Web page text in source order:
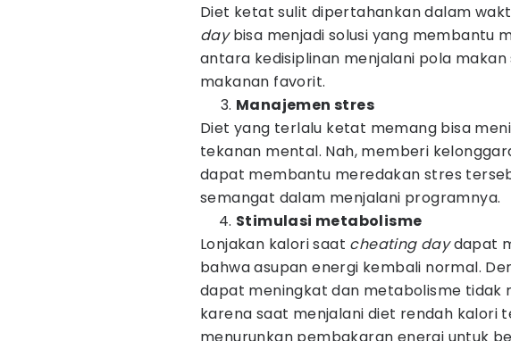
Diet ketat sulit dipertahankan dalam
daybisa menjadi solusi yang membantu
antara kedisiplinan menjalani pola
makanan favorit.
Manajemen stres
Diet yang terlalu ketat memang bisa
tekanan mental. Nah, memberi
dapat membantu meredakan stres
semangat dalam menjalani programnya.
Stimulasi metabolisme
Lonjakan kalori saat cheating daydapat
bahwa asupan energi kembali normal.
dapat meningkat dan metabolisme tidak
karena saat menjalani diet rendah kalori